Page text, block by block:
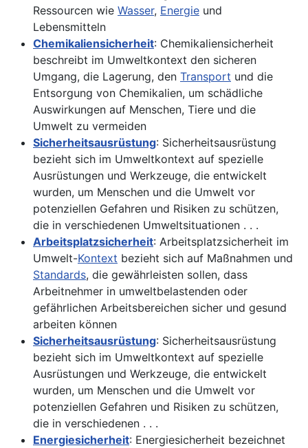
Ressourcen wie Wasser, Energie und
Lebensmitteln
Chemikaliensicherheit: Chemikaliensicherheit
beschreibt im Umweltkontext den sicheren
Umgang, die Lagerung, den Transport und die
Entsorgung von Chemikalien, um schädliche
Auswirkungen auf Menschen, Tiere und die
Umwelt zu vermeiden
Sicherheitsausrüstung: Sicherheitsausrüstung
bezieht sich im Umweltkontext auf spezielle
Ausrüstungen und Werkzeuge, die entwickelt
wurden, um Menschen und die Umwelt vor
potenziellen Gefahren und Risiken zu schützen,
die in verschiedenen Umweltsituationen . . .
Arbeitsplatzsicherheit: Arbeitsplatzsicherheit im
Umwelt-Kontext bezieht sich auf Maßnahmen und
Standards, die gewährleisten sollen, dass
Arbeitnehmer in umweltbelastenden oder
gefährlichen Arbeitsbereichen sicher und gesund
arbeiten können
Sicherheitsausrüstung: Sicherheitsausrüstung
bezieht sich im Umweltkontext auf spezielle
Ausrüstungen und Werkzeuge, die entwickelt
wurden, um Menschen und die Umwelt vor
potenziellen Gefahren und Risiken zu schützen,
die in verschiedenen . . .
Energiesicherheit: Energiesicherheit bezeichnet